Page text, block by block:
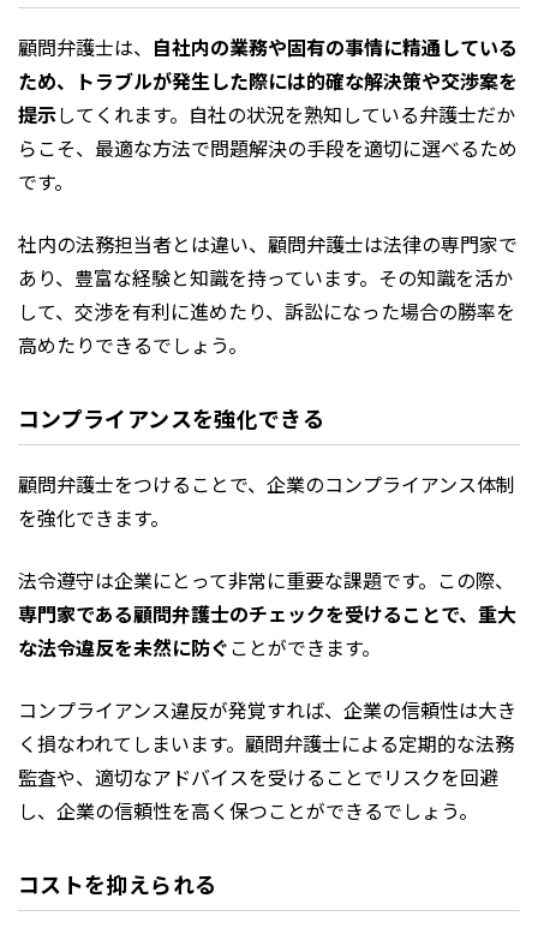
顧問弁護士は、 自社内の業務や固有の事情に精通している
ため、トラブルが発生した際には的確な解決策や交渉案を
提示してくれます。自社の状況を熟知している弁護士だか
らこそ、最適な方法で問題解決の手段を適切に選べるため
です。
社内の法務担当者とは違い、顧問弁護士は法律の専門家で
あり、豊富な経験と知識を持っています。その知識を活か
して、交渉を有利に進めたり、訴訟になった場合の勝率を
高めたりできるでしょう。
コンプライアンスを強化できる
顧問弁護士をつけることで、企業のコンプライアンス体制
を強化できます。
法令遵守は企業にとって非常に重要な課題です。この際、
専門家である顧問弁護士のチェックを受けることで、重大
な法令違反を未然に防ぐことができます。
コンプライアンス違反が発覚すれば、企業の信頼性は大き
く損なわれてしまいます。顧問弁護士による定期的な法務
監査や、適切なアドバイスを受けることでリスクを回避
し、企業の信頼性を高く保つことができるでしょう。
コストを抑えられる